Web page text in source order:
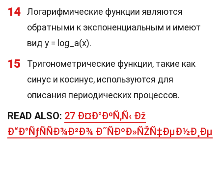
14
Логарифмические функции являются
обратными к экспоненциальным и имеют
вид y = log_a(x).
15
Тригонометрические функции, такие как
синус и косинус, используются для
описания периодических процессов.
READ ALSO: 27 Ð¤Ð°ÐºÑ‚Ñ‹ Ðž
Ð“Ð°ÑƒÑÑÐ¾Ð²Ð¾ Ð˜ÑÐºÐ»ÑŽÑ‡ÐµÐ½Ð¸Ðµ